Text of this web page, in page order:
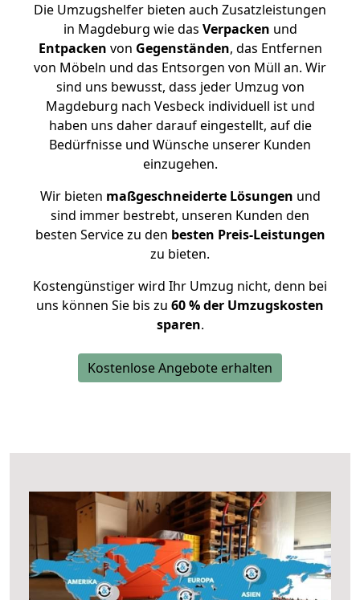
Die Umzugshelfer bieten auch Zusatzleistungen
in Magdeburg wie das Verpacken und
Entpacken von Gegenständen, das Entfernen
von Möbeln und das Entsorgen von Müll an. Wir
sind uns bewusst, dass jeder Umzug von
Magdeburg nach Vesbeck individuell ist und
haben uns daher darauf eingestellt, auf die
Bedürfnisse und Wünsche unserer Kunden
einzugehen.
Wir bieten maßgeschneiderte Lösungen und
sind immer bestrebt, unseren Kunden den
besten Service zu den besten Preis-Leistungen
zu bieten.
Kostengünstiger wird Ihr Umzug nicht, denn bei
uns können Sie bis zu 60 % der Umzugskosten
sparen.
Kostenlose Angebote erhalten